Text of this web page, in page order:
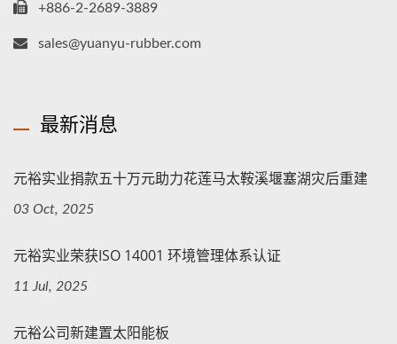
+886-2-2689-3889
sales@yuanyu-rubber.com
最新消息
元裕实业捐款五十万元助力花莲马太鞍溪堰塞湖灾后重建
03 Oct, 2025
元裕实业荣获ISO 14001 环境管理体系认证
11 Jul, 2025
元裕公司新建置太阳能板